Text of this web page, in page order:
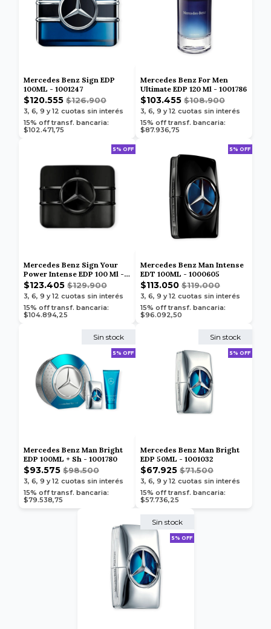
Mercedes Benz Sign EDP
100ML - 1001247
$120.555 $126.900
3, 6, 9 y 12 cuotas sin interés
15% off transf. bancaria:
$102.471,75
Mercedes Benz For Men
Ultimate EDP 120 Ml - 1001786
$103.455 $108.900
3, 6, 9 y 12 cuotas sin interés
15% off transf. bancaria:
$87.936,75
5% OFF
Mercedes Benz Sign Your
Power Intense EDP 100 Ml -
1006068
$123.405 $129.900
3, 6, 9 y 12 cuotas sin interés
15% off transf. bancaria:
$104.894,25
5% OFF
Mercedes Benz Man Intense
EDT 100ML - 1000605
$113.050 $119.000
3, 6, 9 y 12 cuotas sin interés
15% off transf. bancaria:
$96.092,50
Sin stock
5% OFF
Mercedes Benz Man Bright
EDP 100ML + Sh - 1001780
$93.575 $98.500
3, 6, 9 y 12 cuotas sin interés
15% off transf. bancaria:
$79.538,75
Sin stock
5% OFF
Mercedes Benz Man Bright
EDP 50ML - 1001032
$67.925 $71.500
3, 6, 9 y 12 cuotas sin interés
15% off transf. bancaria:
$57.736,25
Sin stock
5% OFF